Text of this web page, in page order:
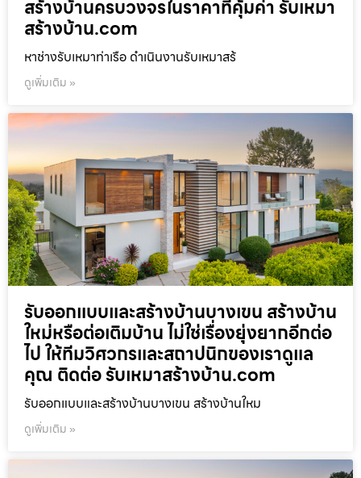
สร้างบ้านครบวงจรในราคาที่คุ้มค่า รับเหมา
สร้างบ้าน.com
หาช่างรับเหมาท่าเรือ ดำเนินงานรับเหมาสร้
ดูเพิ่มเติม »
รับออกแบบและสร้างบ้านบางเขน สร้างบ้าน
ใหม่หรือต่อเติมบ้าน ไม่ใช่เรื่องยุ่งยากอีกต่อ
ไป ให้ทีมวิศวกรและสถาปนิกของเราดูแล
คุณ ติดต่อ รับเหมาสร้างบ้าน.com
รับออกแบบและสร้างบ้านบางเขน สร้างบ้านใหม
ดูเพิ่มเติม »